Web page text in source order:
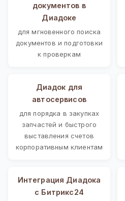
документов в
Диадоке
для мгновенного поиска
документов и подготовки
к проверкам
Диадок для
автосервисов
для порядка в закупках
запчастей и быстрого
выставления счетов
корпоративным клиентам
Интеграция Диадока
с Битрикс24